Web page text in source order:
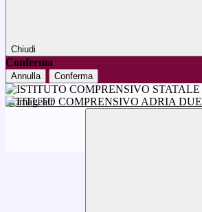
Chiudi
Conferma
Annulla Conferma
ISTITUTO COMPRENSIVO ADRIA DUE